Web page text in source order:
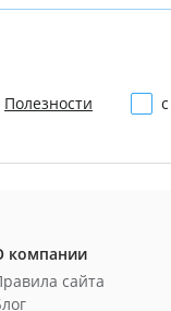
Полезности
компании
сайта